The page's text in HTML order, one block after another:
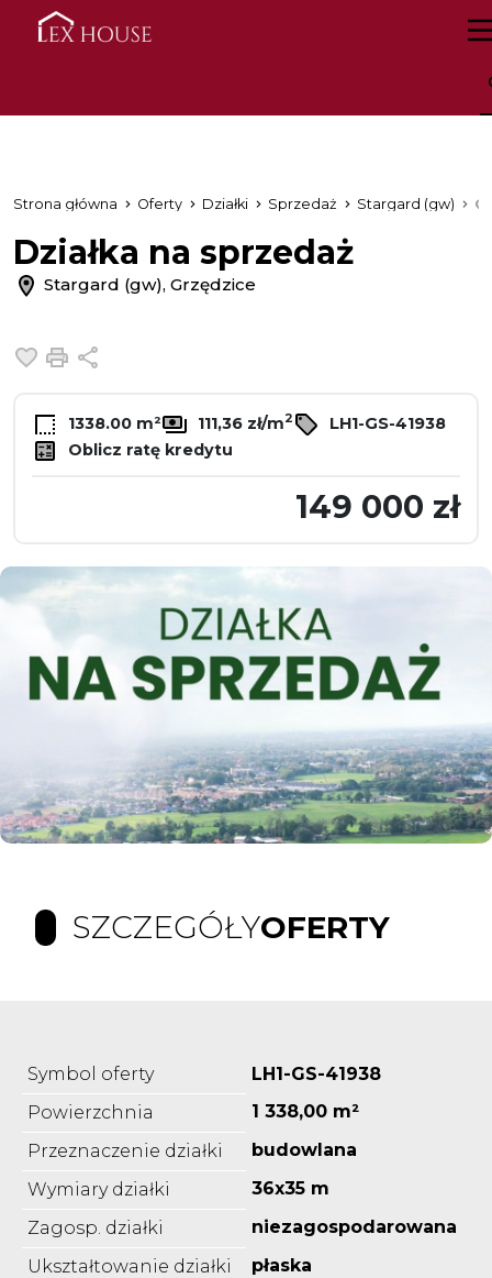
Strona główna Oferty Działki Sprzedaż Stargard (gw)
Działka na sprzedaż
Stargard (gw), Grzędzice
Dodaj do ulubionych
Drukuj
1338.00 m² 111,36 zł/m2
LH1-GS-41938
Oblicz ratę kredytu
149 000 zł
SZCZEGÓŁYOFERTY
Symbol oferty
LH1-GS-41938
Powierzchnia
1 338,00 m²
Przeznaczenie działki
budowlana
Wymiary działki
36x35 m
Zagosp. działki
niezagospodarowana
Ukształtowanie działki
płaska